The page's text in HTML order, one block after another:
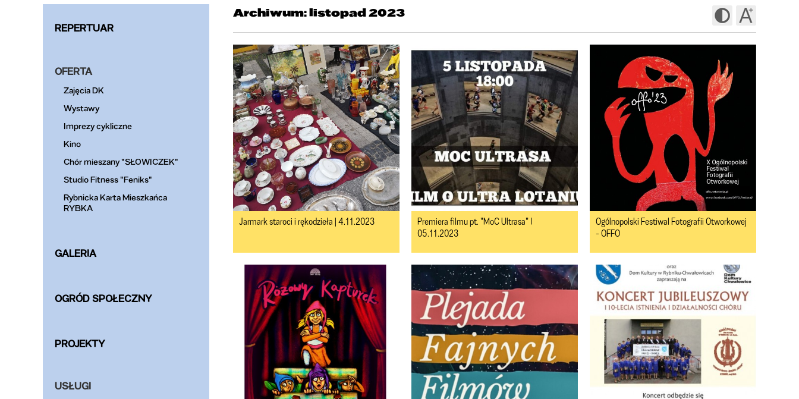
REPERTUAR
OFERTA
Zajęcia DK
Wystawy
Imprezy cykliczne
Kino
Chór mieszany "SŁOWICZEK"
Studio Fitness "Feniks"
Rybnicka Karta Mieszkańca
RYBKA
GALERIA
OGRÓD SPOŁECZNY
PROJEKTY
USŁUGI
Archiwum: listopad 2023
Jarmark staroci i rękodzieła | 4.11.2023
Premiera filmu pt. "MoC Ultrasa" I
05.11.2023
Ogólnopolski Festiwal Fotografii Otworkowej
- OFFO